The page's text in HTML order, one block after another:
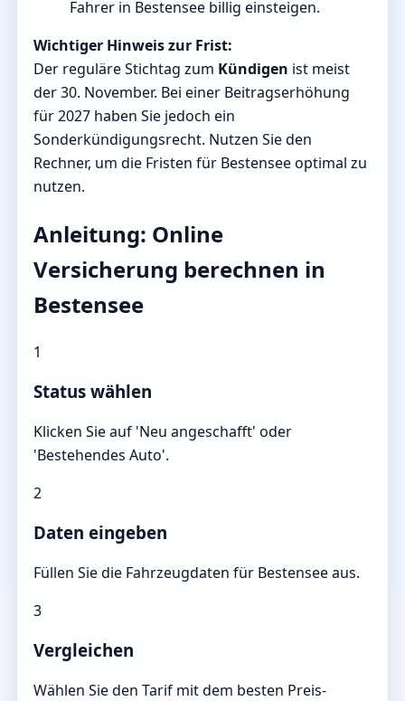
Fahrer in Bestensee billig einsteigen.
Wichtiger Hinweis zur Frist:
Der reguläre Stichtag zum Kündigen ist meist
der 30. November. Bei einer Beitragserhöhung
für 2027 haben Sie jedoch ein
Sonderkündigungsrecht. Nutzen Sie den
Rechner, um die Fristen für Bestensee optimal zu
nutzen.
Anleitung: Online
Versicherung berechnen in
Bestensee
1
Status wählen
Klicken Sie auf 'Neu angeschafft' oder
'Bestehendes Auto'.
2
Daten eingeben
Füllen Sie die Fahrzeugdaten für Bestensee aus.
3
Vergleichen
Wählen Sie den Tarif mit dem besten Preis-